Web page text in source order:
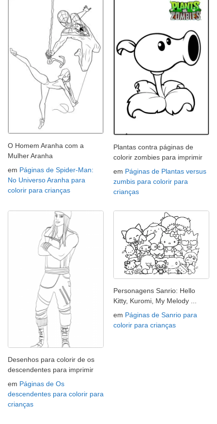
O Homem Aranha com a
Mulher Aranha
em Páginas de Spider-Man:
No Universo Aranha para
colorir para crianças
Plantas contra páginas de
colorir zombies para imprimir
em Páginas de Plantas versus
zumbis para colorir para
crianças
Desenhos para colorir de os
descendentes para imprimir
em Páginas de Os
descendentes para colorir para
crianças
Personagens Sanrio: Hello
Kitty, Kuromi, My Melody ...
em Páginas de Sanrio para
colorir para crianças